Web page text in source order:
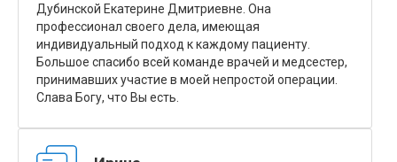
Дубинской Екатерине Дмитриевне. Она
профессионал своего дела, имеющая
индивидуальный подход к каждому пациенту.
Большое спасибо всей команде врачей и медсестер,
принимавших участие в моей непростой операции.
Слава Богу, что Вы есть.